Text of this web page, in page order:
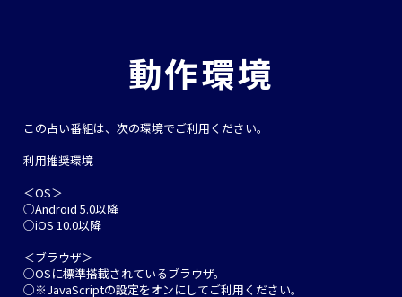
動作環境
この占い番組は、次の環境でご利用ください。
利用推奨環境
＜OS＞
○Android 5.0以降
○iOS 10.0以降
＜ブラウザ＞
○OSに標準搭載されているブラウザ。
○※JavaScriptの設定をオンにしてご利用ください。